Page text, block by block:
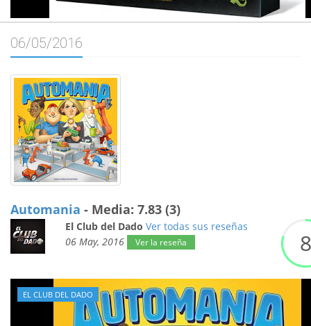
06/05/2016
Automania - Media: 7.83 (3)
El Club del Dado Ver todas sus reseñas
06 May, 2016
Ver la reseña 8
EL CLUB DEL DADO